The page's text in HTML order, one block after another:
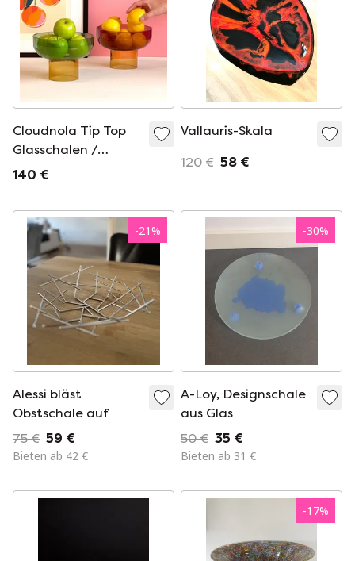
Cloudnola Tip Top
Glasschalen /
Obstschalen
140 €
Vallauris-Skala
120 € 58 €
-21%
Alessi bläst
Obstschale auf
75 € 59 €
Bieten ab 42 €
-30%
A-Loy, Designschale
aus Glas
50 € 35 €
Bieten ab 31 €
-17%